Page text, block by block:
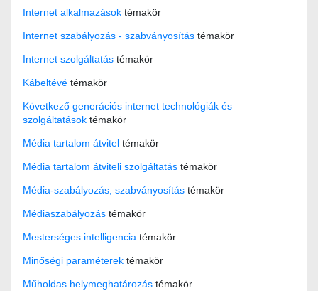
Internet alkalmazások témakör
Internet szabályozás - szabványosítás témakör
Internet szolgáltatás témakör
Kábeltévé témakör
Következő generációs internet technológiák és
szolgáltatások témakör
Média tartalom átvitel témakör
Média tartalom átviteli szolgáltatás témakör
Média-szabályozás, szabványosítás témakör
Médiaszabályozás témakör
Mesterséges intelligencia témakör
Minőségi paraméterek témakör
Műholdas helymeghatározás témakör